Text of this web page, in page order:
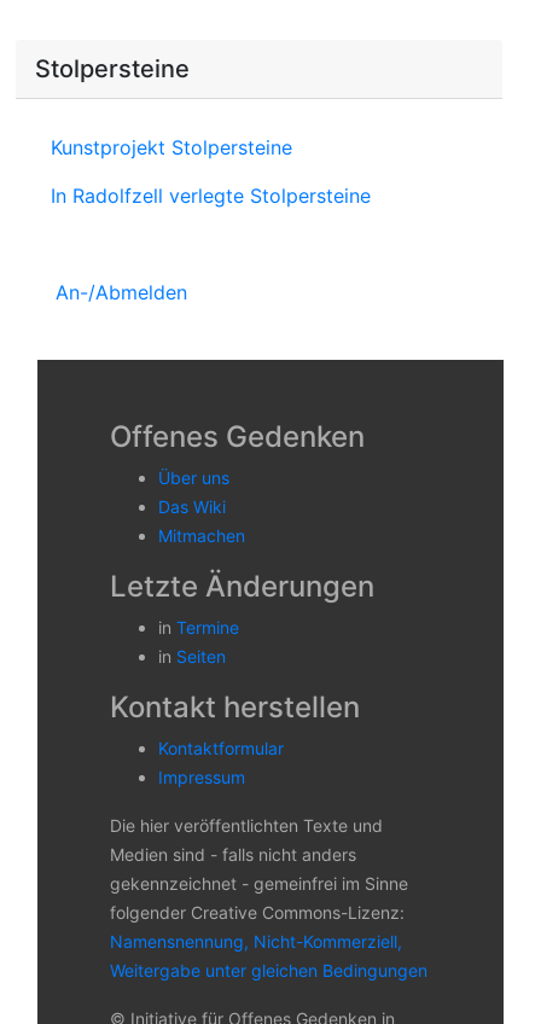
Stolpersteine
Kunstprojekt Stolpersteine
In Radolfzell verlegte Stolpersteine
An-/Abmelden
Offenes Gedenken
Über uns
Das Wiki
Mitmachen
Letzte Änderungen
in Termine
in Seiten
Kontakt herstellen
Kontaktformular
Impressum
Die hier veröffentlichten Texte und
Medien sind - falls nicht anders
gekennzeichnet - gemeinfrei im Sinne
folgender Creative Commons-Lizenz:
Namensnennung, Nicht-Kommerziell,
Weitergabe unter gleichen Bedingungen
© Initiative für Offenes Gedenken in